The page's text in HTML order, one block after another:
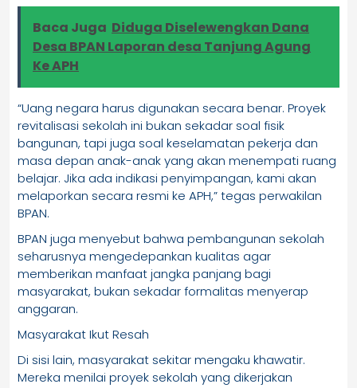
Baca Juga Diduga Diselewengkan Dana
Desa BPAN Laporan desa Tanjung Agung
Ke APH
“Uang negara harus digunakan secara benar. Proyek
revitalisasi sekolah ini bukan sekadar soal fisik
bangunan, tapi juga soal keselamatan pekerja dan
masa depan anak-anak yang akan menempati ruang
belajar. Jika ada indikasi penyimpangan, kami akan
melaporkan secara resmi ke APH,” tegas perwakilan
BPAN.
BPAN juga menyebut bahwa pembangunan sekolah
seharusnya mengedepankan kualitas agar
memberikan manfaat jangka panjang bagi
masyarakat, bukan sekadar formalitas menyerap
anggaran.
Masyarakat Ikut Resah
Di sisi lain, masyarakat sekitar mengaku khawatir.
Mereka menilai proyek sekolah yang dikerjakan